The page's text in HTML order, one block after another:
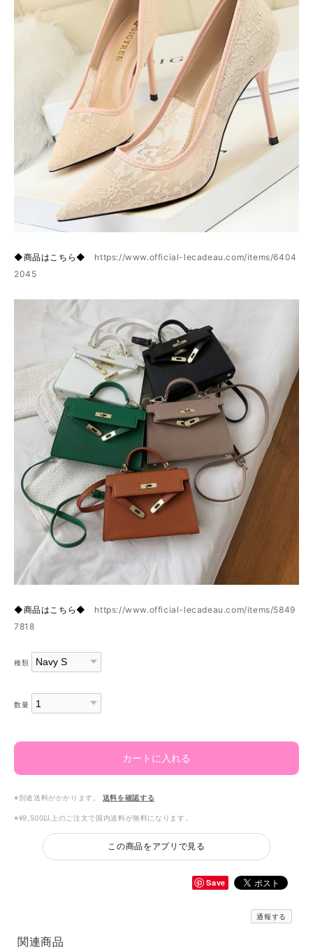
◆商品はこちら◆ https://www.official-lecadeau.com/items/6404
2045
◆商品はこちら◆ https://www.official-lecadeau.com/items/5849
7818
種類
数量
カートに入れる
※別途送料がかかります。 送料を確認する
※¥9,500以上のご注文で国内送料が無料になります。
この商品をアプリで見る
Save
通報する
関連商品